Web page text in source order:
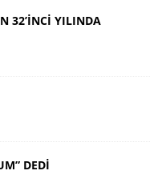
32’İNCİ YILINDA
DEDİ